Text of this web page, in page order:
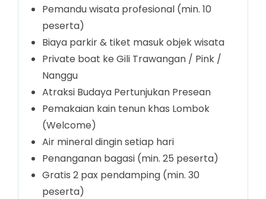
Pemandu wisata profesional (min. 10
peserta)
Biaya parkir & tiket masuk objek wisata
Private boat ke Gili Trawangan / Pink /
Nanggu
Atraksi Budaya Pertunjukan Presean
Pemakaian kain tenun khas Lombok
(Welcome)
Air mineral dingin setiap hari
Penanganan bagasi (min. 25 peserta)
Gratis 2 pax pendamping (min. 30
peserta)